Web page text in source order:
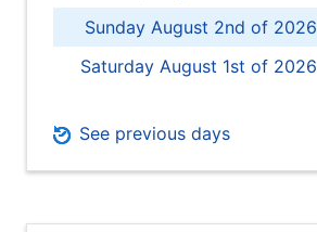
Sunday August 2nd of 2026
Saturday August 1st of 2026
See previous days